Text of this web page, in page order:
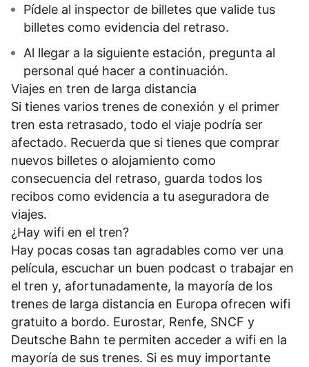
Pídele al inspector de billetes que valide tus
billetes como evidencia del retraso.
Al llegar a la siguiente estación, pregunta al
personal qué hacer a continuación.
Viajes en tren de larga distancia
Si tienes varios trenes de conexión y el primer
tren esta retrasado, todo el viaje podría ser
afectado. Recuerda que si tienes que comprar
nuevos billetes o alojamiento como
consecuencia del retraso, guarda todos los
recibos como evidencia a tu aseguradora de
viajes.
¿Hay wifi en el tren?
Hay pocas cosas tan agradables como ver una
película, escuchar un buen podcast o trabajar en
el tren y, afortunadamente, la mayoría de los
trenes de larga distancia en Europa ofrecen wifi
gratuito a bordo. Eurostar, Renfe, SNCF y
Deutsche Bahn te permiten acceder a wifi en la
mayoría de sus trenes. Si es muy importante